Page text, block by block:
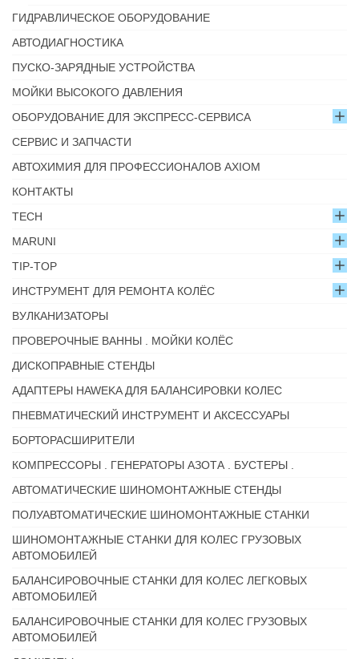
ГИДРАВЛИЧЕСКОЕ ОБОРУДОВАНИЕ
АВТОДИАГНОСТИКА
ПУСКО-ЗАРЯДНЫЕ УСТРОЙСТВА
МОЙКИ ВЫСОКОГО ДАВЛЕНИЯ
ОБОРУДОВАНИЕ ДЛЯ ЭКСПРЕСС-СЕРВИСА
СЕРВИС И ЗАПЧАСТИ
АВТОХИМИЯ ДЛЯ ПРОФЕССИОНАЛОВ AXIOM
КОНТАКТЫ
TECH
MARUNI
TIP-TOP
ИНСТРУМЕНТ ДЛЯ РЕМОНТА КОЛЁС
ВУЛКАНИЗАТОРЫ
ПРОВЕРОЧНЫЕ ВАННЫ . МОЙКИ КОЛЁС
ДИСКОПРАВНЫЕ СТЕНДЫ
АДАПТЕРЫ HAWEKA ДЛЯ БАЛАНСИРОВКИ КОЛЕС
ПНЕВМАТИЧЕСКИЙ ИНСТРУМЕНТ И АКСЕССУАРЫ
БОРТОРАСШИРИТЕЛИ
КОМПРЕССОРЫ . ГЕНЕРАТОРЫ АЗОТА . БУСТЕРЫ .
АВТОМАТИЧЕСКИЕ ШИНОМОНТАЖНЫЕ СТЕНДЫ
ПОЛУАВТОМАТИЧЕСКИЕ ШИНОМОНТАЖНЫЕ СТАНКИ
ШИНОМОНТАЖНЫЕ СТАНКИ ДЛЯ КОЛЕС ГРУЗОВЫХ
АВТОМОБИЛЕЙ
БАЛАНСИРОВОЧНЫЕ СТАНКИ ДЛЯ КОЛЕС ЛЕГКОВЫХ
АВТОМОБИЛЕЙ
БАЛАНСИРОВОЧНЫЕ СТАНКИ ДЛЯ КОЛЕС ГРУЗОВЫХ
АВТОМОБИЛЕЙ